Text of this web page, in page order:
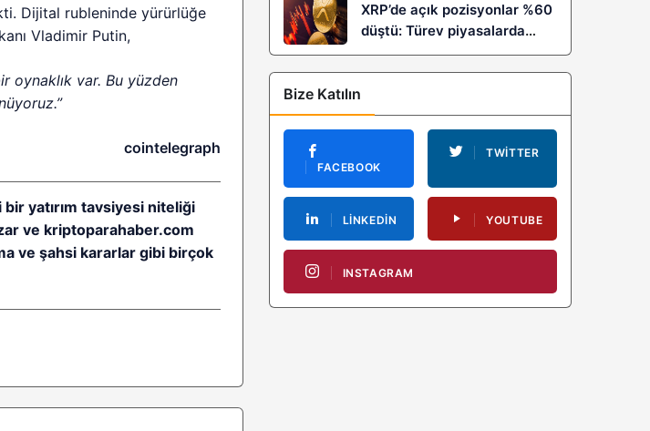
Dijital rubleninde yürürlüğe
Vladimir Putin,
oynaklık var. Bu yüzden
cointelegraph
yatırım tavsiyesi niteliği
ve kriptoparahaber.com
ve şahsi kararlar gibi birçok
XRP’de açık pozisyonlar %60
düştü: Türev piyasalarda
kaldıraç temizliği yeni bir
trendin habercisi mi?
Bize Katılın
FACEBOOK
TWITTER
LINKEDIN YOUTUBE
INSTAGRAM